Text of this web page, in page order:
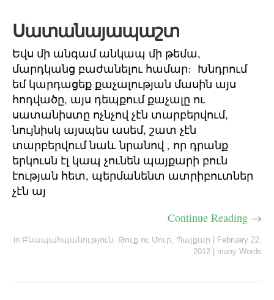
Սատանայապաշտ
Եվս մի անգամ անկապ մի թեմա,
մարդկանց բաժանելու համար: Խնդրում
եմ կարդացեք քաչալության մասին այս
հոդվածը, այս դեպքում քաչալը ու
սատանիստը ոչնչով չէն տարբերվում,
նույնիսկ այսպես ասեմ, շատ չէն
տարբերվում նաև նրանով , որ դրանք
երկուսն էլ կապ չունեն պայքարի բուն
էության հետ, պերմանենտ ատրիբուտներ
չէն այ
Continue Reading →
in Բնապահպանություն, Թուք ու Մուր, Պայքար
February 22,
2012
many Words